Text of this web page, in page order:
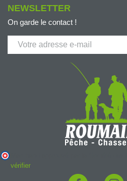
NEWSLETTER
On garde le contact !
vérifier.